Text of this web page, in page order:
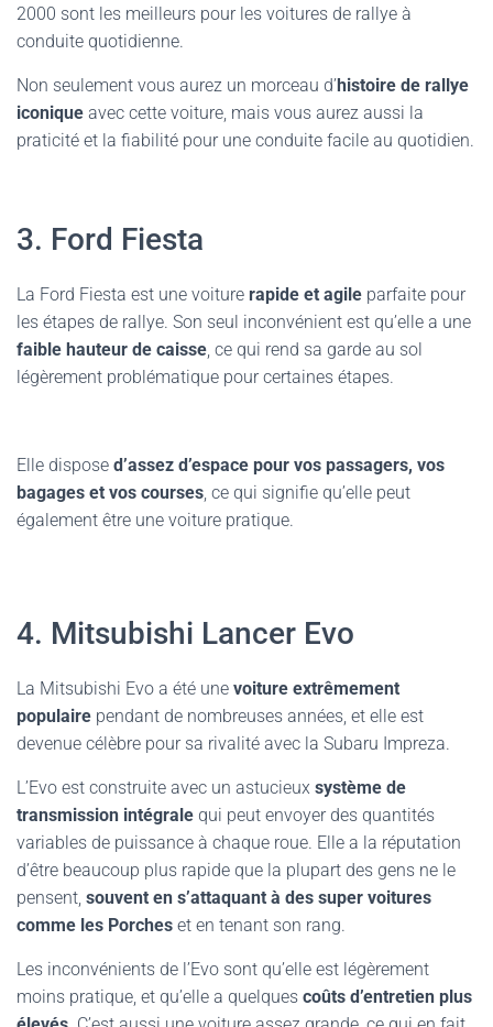
2000 sont les meilleurs pour les voitures de rallye à
conduite quotidienne.
Non seulement vous aurez un morceau d’histoire de rallye
iconique avec cette voiture, mais vous aurez aussi la
praticité et la fiabilité pour une conduite facile au quotidien.
3. Ford Fiesta
La Ford Fiesta est une voiture rapide et agile parfaite pour
les étapes de rallye. Son seul inconvénient est qu’elle a une
faible hauteur de caisse, ce qui rend sa garde au sol
légèrement problématique pour certaines étapes.
Elle dispose d’assez d’espace pour vos passagers, vos
bagages et vos courses, ce qui signifie qu’elle peut
également être une voiture pratique.
4. Mitsubishi Lancer Evo
La Mitsubishi Evo a été une voiture extrêmement
populaire pendant de nombreuses années, et elle est
devenue célèbre pour sa rivalité avec la Subaru Impreza.
L’Evo est construite avec un astucieux système de
transmission intégrale qui peut envoyer des quantités
variables de puissance à chaque roue. Elle a la réputation
d’être beaucoup plus rapide que la plupart des gens ne le
pensent, souvent en s’attaquant à des super voitures
comme les Porches et en tenant son rang.
Les inconvénients de l’Evo sont qu’elle est légèrement
moins pratique, et qu’elle a quelques coûts d’entretien plus